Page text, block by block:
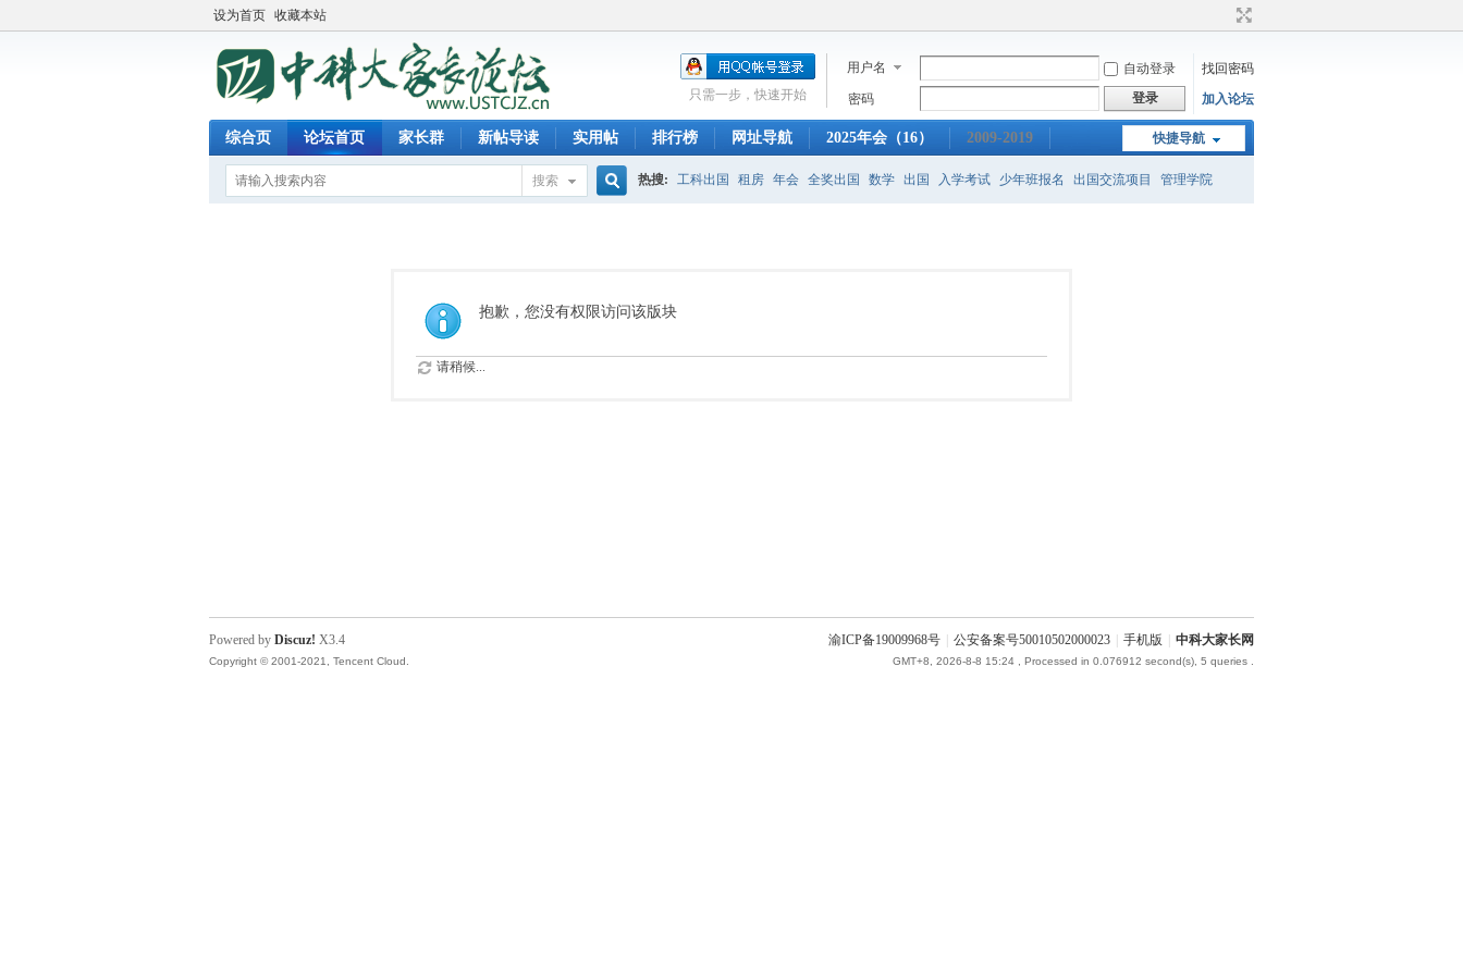
设为首页 收藏本站
用户名 自动登录
找回密码
密码
登录 加入论坛
只需一步，快速开始
快捷导航
综合页 论坛首页 家长群 新帖导读 实用帖 排行榜 网址导航 2025年会（16） 2009-2019
搜索
索
热搜: 工科出国 租房 年会 全奖出国 数学 出国 入学考试 少年班报名 出国交流项目 管理学院
抱歉，您没有权限访问该版块
请稍候...
渝ICP备19009968号 公安备案号50010502000023 手机版 中科大家长网
GMT+8, 2026-8-8 15:24 , Processed in 0.076912 second(s), 5 queries .
Powered by Discuz! X3.4
Copyright © 2001-2021, Tencent Cloud.